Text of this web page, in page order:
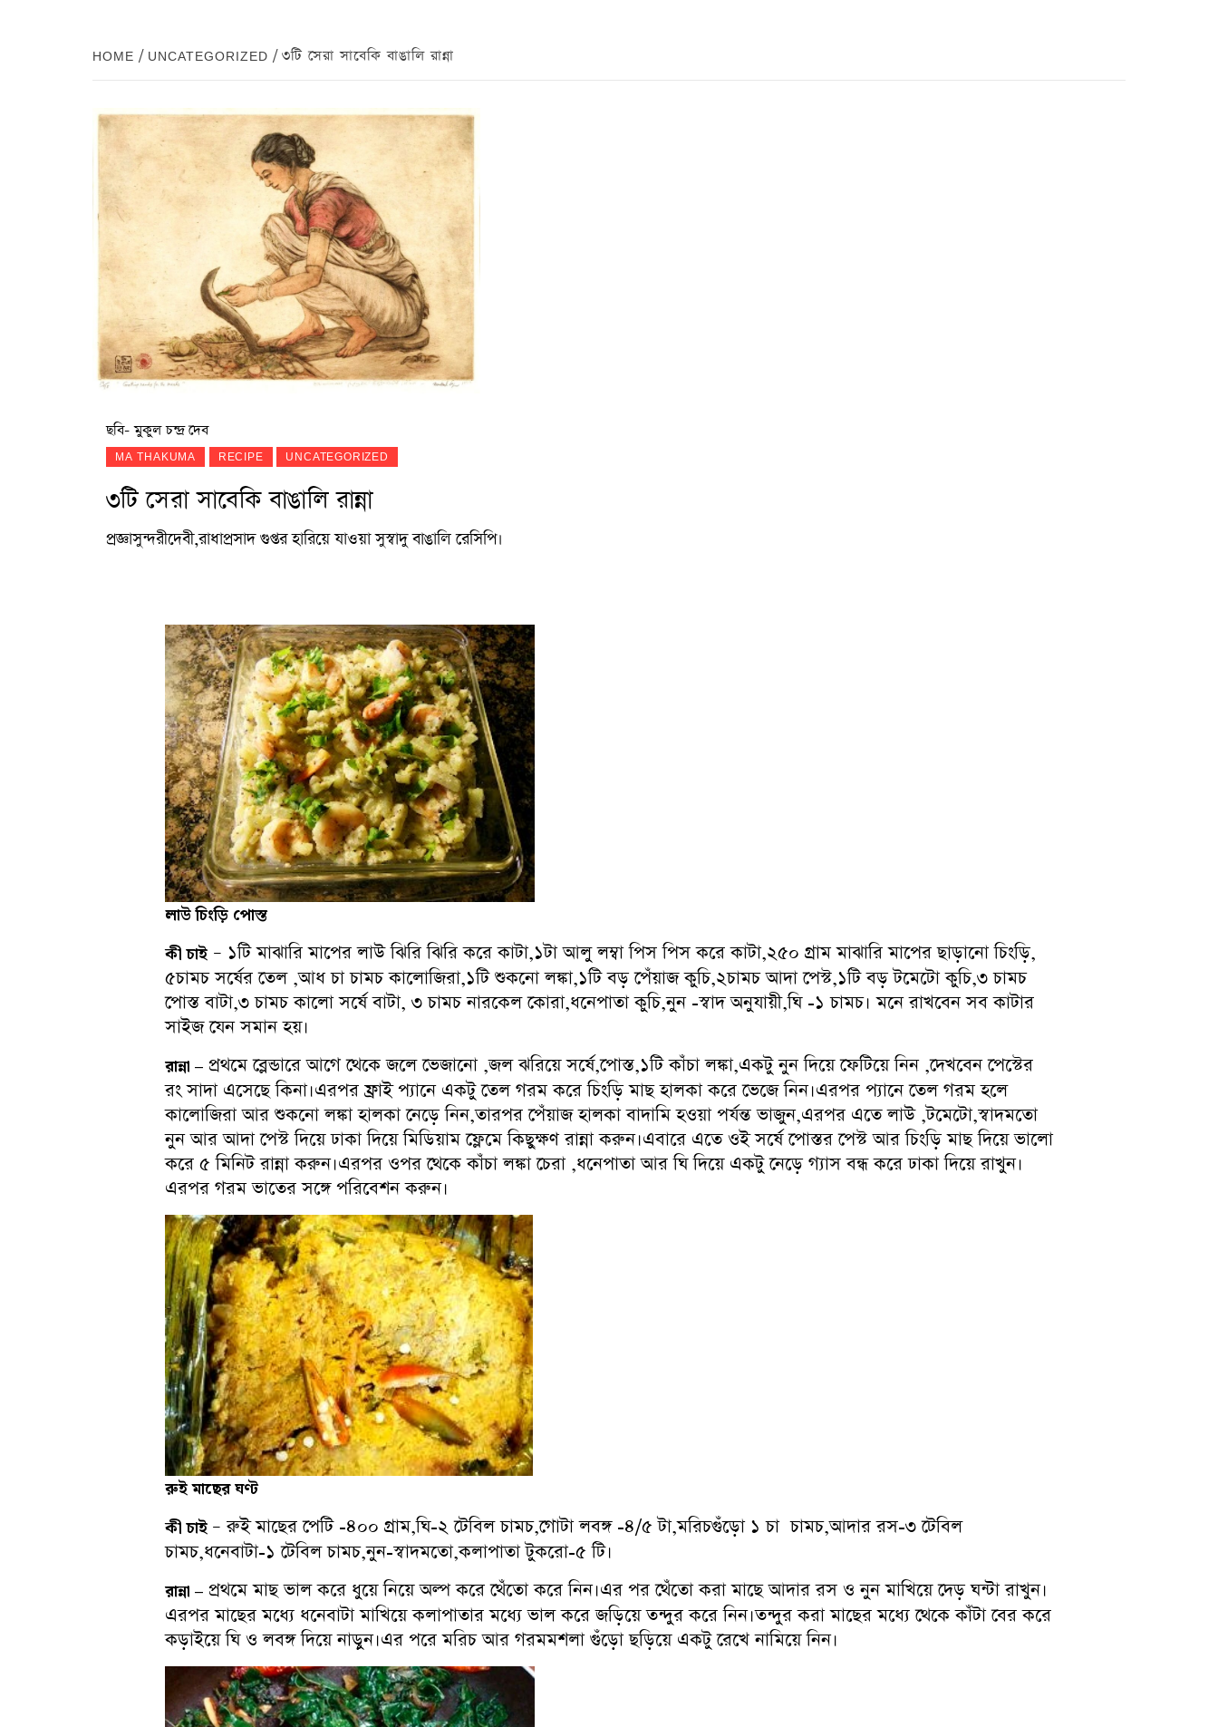
HOME UNCATEGORIZED ৩টি সেরা সাবেকি বাঙালি রান্না
ছবি- মুকুল চন্দ্র দেব
MA THAKUMA RECIPE UNCATEGORIZED
৩টি সেরা সাবেকি বাঙালি রান্না
প্রজ্ঞাসুন্দরীদেবী,রাধাপ্রসাদ গুপ্তর হারিয়ে যাওয়া সুস্বাদু বাঙালি রেসিপি।
লাউ চিংড়ি পোস্ত
কী চাই – ১টি মাঝারি মাপের লাউ ঝিরি ঝিরি করে কাটা,১টা আলু লম্বা পিস পিস করে কাটা,২৫০ গ্রাম মাঝারি মাপের ছাড়ানো চিংড়ি,
৫চামচ সর্ষের তেল ,আধ চা চামচ কালোজিরা,১টি শুকনো লঙ্কা,১টি বড় পেঁয়াজ কুচি,২চামচ আদা পেস্ট,১টি বড় টমেটো কুচি,৩ চামচ
পোস্ত বাটা,৩ চামচ কালো সর্ষে বাটা, ৩ চামচ নারকেল কোরা,ধনেপাতা কুচি,নুন -স্বাদ অনুযায়ী,ঘি -১ চামচ। মনে রাখবেন সব কাটার
সাইজ যেন সমান হয়।
রান্না – প্রথমে ব্লেন্ডারে আগে থেকে জলে ভেজানো ,জল ঝরিয়ে সর্ষে,পোস্ত,১টি কাঁচা লঙ্কা,একটু নুন দিয়ে ফেটিয়ে নিন ,দেখবেন পেস্টের
রং সাদা এসেছে কিনা।এরপর ফ্রাই প্যানে একটু তেল গরম করে চিংড়ি মাছ হালকা করে ভেজে নিন।এরপর প্যানে তেল গরম হলে
কালোজিরা আর শুকনো লঙ্কা হালকা নেড়ে নিন,তারপর পেঁয়াজ হালকা বাদামি হওয়া পর্যন্ত ভাজুন,এরপর এতে লাউ ,টমেটো,স্বাদমতো
নুন আর আদা পেস্ট দিয়ে ঢাকা দিয়ে মিডিয়াম ফ্লেমে কিছুক্ষণ রান্না করুন।এবারে এতে ওই সর্ষে পোস্তর পেস্ট আর চিংড়ি মাছ দিয়ে ভালো
করে ৫ মিনিট রান্না করুন।এরপর ওপর থেকে কাঁচা লঙ্কা চেরা ,ধনেপাতা আর ঘি দিয়ে একটু নেড়ে গ্যাস বন্ধ করে ঢাকা দিয়ে রাখুন।
এরপর গরম ভাতের সঙ্গে পরিবেশন করুন।
রুই মাছের ঘণ্ট
কী চাই – রুই মাছের পেটি -৪০০ গ্রাম,ঘি-২ টেবিল চামচ,গোটা লবঙ্গ -৪/৫ টা,মরিচগুঁড়ো ১ চা চামচ,আদার রস-৩ টেবিল
চামচ,ধনেবাটা-১ টেবিল চামচ,নুন-স্বাদমতো,কলাপাতা টুকরো-৫ টি।
রান্না – প্রথমে মাছ ভাল করে ধুয়ে নিয়ে অল্প করে থেঁতো করে নিন।এর পর থেঁতো করা মাছে আদার রস ও নুন মাখিয়ে দেড় ঘন্টা রাখুন।
এরপর মাছের মধ্যে ধনেবাটা মাখিয়ে কলাপাতার মধ্যে ভাল করে জড়িয়ে তন্দুর করে নিন।তন্দুর করা মাছের মধ্যে থেকে কাঁটা বের করে
কড়াইয়ে ঘি ও লবঙ্গ দিয়ে নাড়ুন।এর পরে মরিচ আর গরমমশলা গুঁড়ো ছড়িয়ে একটু রেখে নামিয়ে নিন।